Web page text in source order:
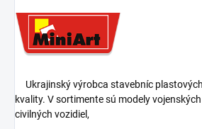
Ukrajinský výrobca stavebníc
kvality. V sortimente sú modely
civilných vozidiel,